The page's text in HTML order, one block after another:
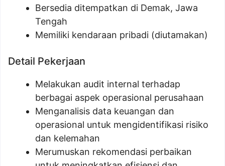
Bersedia ditempatkan di Demak, Jawa
Tengah
Memiliki kendaraan pribadi (diutamakan)
Detail Pekerjaan
Melakukan audit internal terhadap
berbagai aspek operasional perusahaan
Menganalisis data keuangan dan
operasional untuk mengidentifikasi risiko
dan kelemahan
Merumuskan rekomendasi perbaikan